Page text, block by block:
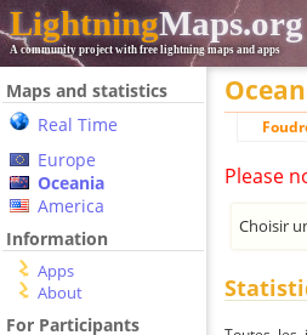
LightningMaps.org
A community project with free lightning maps and apps
Maps and statistics
Real Time
Europe
Oceania
America
Information
Apps
About
For Participants
Please
Choisir